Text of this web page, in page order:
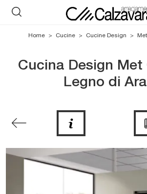
Home > Cucine > Cucine Design >
Cucina Design Met
Legno di